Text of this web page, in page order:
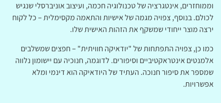
וממוחזרים, אינטגרציה של טכנולוגיה חכמה, ועיצוב אוניברסלי שנגיש
לכולם. בנוסף, צפויה מגמה של אישיות והתאמה מקסימלית – כל לקוח
ירצה מוצר ייחודי שמשקף את הזהות האישית שלו.
כמו כן, צפויה התפתחות של "יודאיקה חוויתית" – חפצים שמשלבים
אלמנטים אינטראקטיביים וסיפורים. לדוגמה, חנוכיה עם יישומון נלווה
שמספר את סיפור חנוכה. העתיד של היודאיקה הוא דינמי ומלא
אפשרויות.